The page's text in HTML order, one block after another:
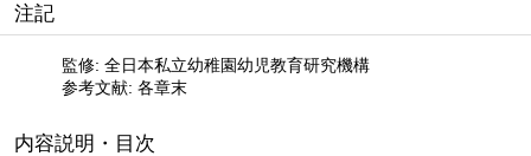
注記
監修: 全日本私立幼稚園幼児教育研究機構
参考文献: 各章末
内容説明・目次